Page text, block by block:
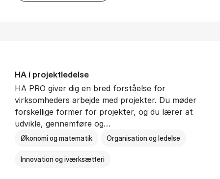
HA i pro­jekt­le­del­se
HA PRO giver dig en bred forståelse for
virksomheders arbejde med projekter. Du møder
forskellige former for projekter, og du lærer at
udvikle, gennemføre og…
Økonomi og matematik Organisation og ledelse
Innovation og iværksætteri